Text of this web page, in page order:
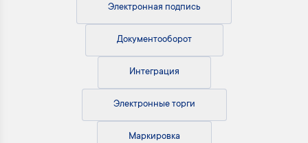
Электронная подпись
Документооборот
Интеграция
Электронные торги
Маркировка